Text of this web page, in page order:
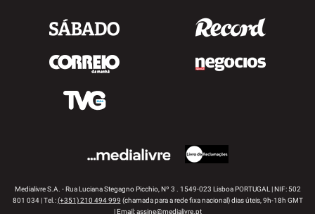
Medialivre S.A. - Rua Luciana Stegagno Picchio, Nº 3 . 1549-023 Lisboa PORTUGAL | NIF: 502
801 034 | Tel.:(+351) 210 494 999 (chamada para a rede fixa nacional) dias úteis, 9h-18h GMT
| Email:assine@medialivre.pt